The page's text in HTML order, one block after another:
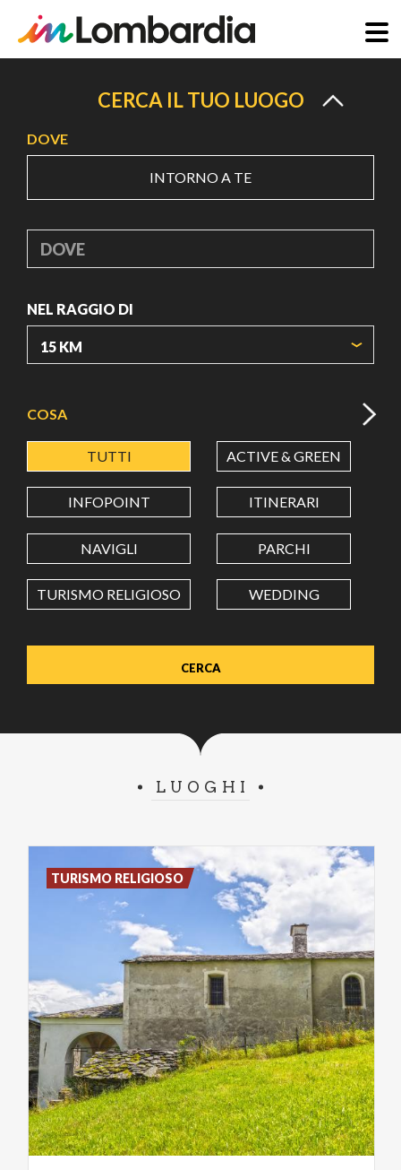
principale
CERCA IL TUO LUOGO
DOVE
INTORNO A TE
DOVE
NEL RAGGIO DI
LATITUDINE
LONGITUDINE
Value in decimal degrees. Use dot (.) as decimal separator.
COSA
TUTTI ACTIVE & GREEN
INFOPOINT ITINERARI
NAVIGLI PARCHI
TURISMO RELIGIOSO WEDDING
LUOGHI
TURISMO RELIGIOSO